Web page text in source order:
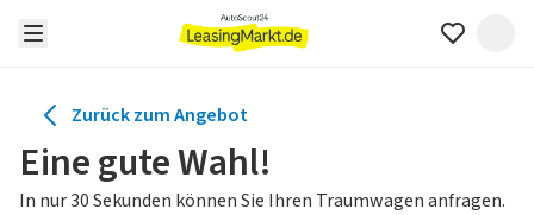
Zurück zum Angebot
Eine gute Wahl!
In nur 30 Sekunden können Sie Ihren Traumwagen anfragen.